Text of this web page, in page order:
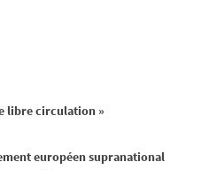
libre circulation »
européen supranational